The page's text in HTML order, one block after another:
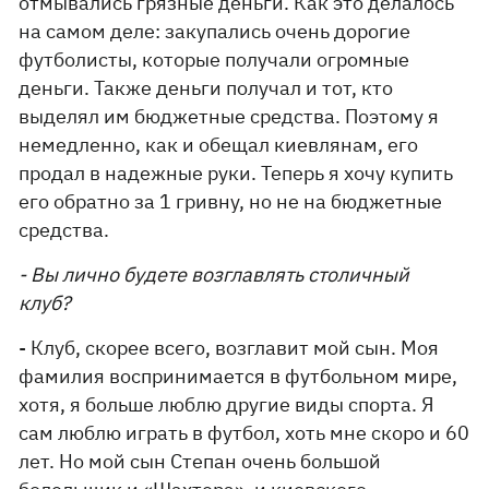
на самом деле: закупались очень дорогие
футболисты, которые получали огромные
деньги. Также деньги получал и тот, кто
выделял им бюджетные средства. Поэтому я
немедленно, как и обещал киевлянам, его
продал в надежные руки. Теперь я хочу купить
его обратно за 1 гривну, но не на бюджетные
средства.
- Вы лично будете возглавлять столичный
клуб?
- Клуб, скорее всего, возглавит мой сын. Моя
фамилия воспринимается в футбольном мире,
хотя, я больше люблю другие виды спорта. Я
сам люблю играть в футбол, хоть мне скоро и 60
лет. Но мой сын Степан очень большой